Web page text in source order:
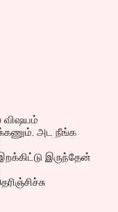
விஷயம்
அட நீங்க
இருந்தேன்